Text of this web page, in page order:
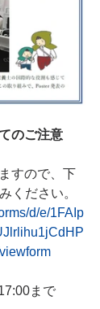
のご注意
すので、下
ください。
d/e/1FAIp
まで